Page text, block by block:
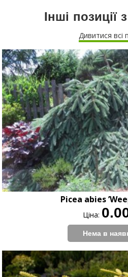
Інші позиції
Дивитися всі
Picea abies
Ціна: